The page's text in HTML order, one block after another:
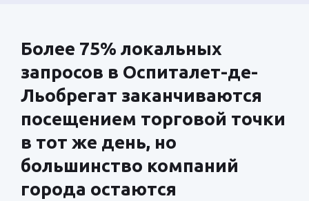
Более 75% локальных
запросов в Оспиталет-де-
Льобрегат заканчиваются
посещением торговой точки
в тот же день, но
большинство компаний
города остаются